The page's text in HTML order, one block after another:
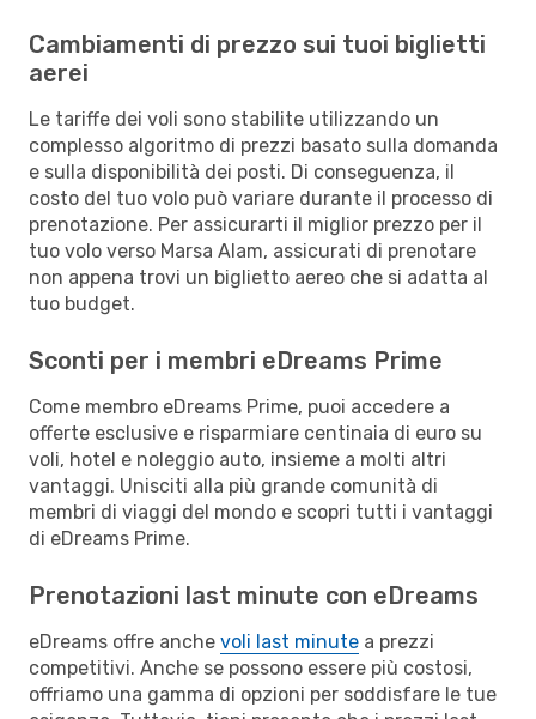
Cambiamenti di prezzo sui tuoi biglietti
aerei
Le tariffe dei voli sono stabilite utilizzando un
complesso algoritmo di prezzi basato sulla domanda
e sulla disponibilità dei posti. Di conseguenza, il
costo del tuo volo può variare durante il processo di
prenotazione. Per assicurarti il miglior prezzo per il
tuo volo verso Marsa Alam, assicurati di prenotare
non appena trovi un biglietto aereo che si adatta al
tuo budget.
Sconti per i membri eDreams Prime
Come membro eDreams Prime, puoi accedere a
offerte esclusive e risparmiare centinaia di euro su
voli, hotel e noleggio auto, insieme a molti altri
vantaggi. Unisciti alla più grande comunità di
membri di viaggi del mondo e scopri tutti i vantaggi
di eDreams Prime.
Prenotazioni last minute con eDreams
eDreams offre anche voli last minute a prezzi
competitivi. Anche se possono essere più costosi,
offriamo una gamma di opzioni per soddisfare le tue